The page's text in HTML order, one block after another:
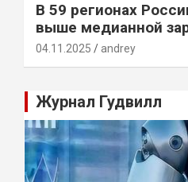
В 59 регионах
выше медианной
04.11.2025 andrey
Журнал Гудвилл